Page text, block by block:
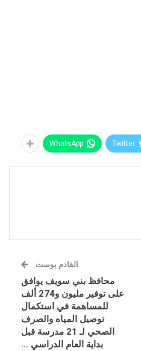
Twitter
WhatsApp
القادم بوست
محافظ بني سويف يوافق
على توفير مليون و274 ألف
للمساهمة في استكمال
توصيل المياه والصرف
الصحي لـ 21 مدرسة قبل
بداية العام الدراسي ‎…